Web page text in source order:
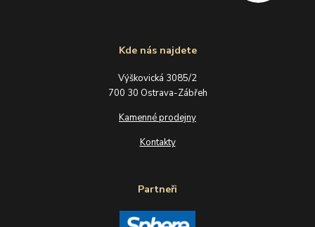
Kde nás najdete
Výškovická 3085/2
700 30 Ostrava-Zábřeh
Kamenné prodejny
Kontakty
Partneři